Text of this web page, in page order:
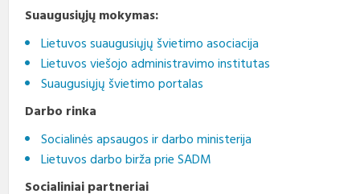
Suaugusiųjų mokymas:
Lietuvos suaugusiųjų švietimo asociacija
Lietuvos viešojo administravimo institutas
Suaugusiųjų švietimo portalas
Darbo rinka
Socialinės apsaugos ir darbo ministerija
Lietuvos darbo birža prie SADM
Socialiniai partneriai